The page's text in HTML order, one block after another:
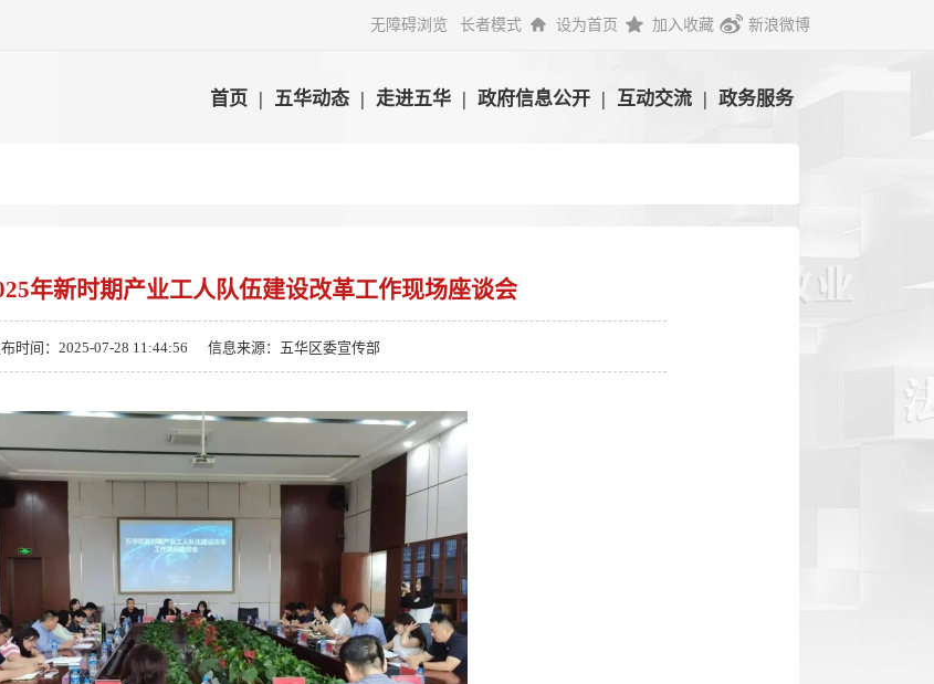
无障碍浏览 长者模式 设为首页 加入收藏 新浪微博
首页 | 五华动态 | 走进五华 | 政府信息公开 | 互动交流 | 政务服务
年新时期产业工人队伍建设改革工作现场座谈会
时间：2025-07-28 11:44:56 信息来源：五华区委宣传部